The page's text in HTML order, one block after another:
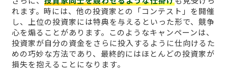
れます。時には、他の投資家との「コンテスト」を開催
し、上位の投資家には特典を与えるといった形で、競争
心を煽ることがあります。このようなキャンペーンは、
投資家が自分の資金をさらに投入するように仕向けるた
めの巧妙な方法であり、最終的にはほとんどの投資家が
損失を抱えることになります。